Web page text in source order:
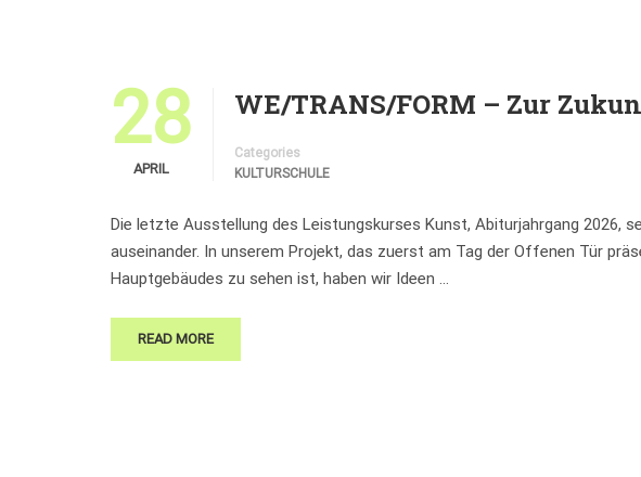
28
APRIL
WE/TRANS/FORM – Zur
Categories
KULTURSCHULE
Die letzte Ausstellung des Leistungskurses Kunst, Abiturjahrgang 2026,
auseinander. In unserem Projekt, das zuerst am Tag der Offenen Tür
Hauptgebäudes zu sehen ist, haben wir Ideen …
READ MORE